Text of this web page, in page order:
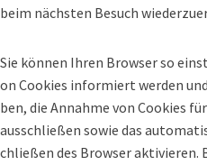
beim nächsten Besuch
Sie können Ihren Browser so
on Cookies informiert werden
ben, die Annahme von Cookies
ausschließen sowie das
chließen des Browser aktivieren.